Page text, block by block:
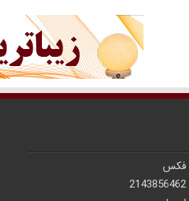
فکس
2143856462